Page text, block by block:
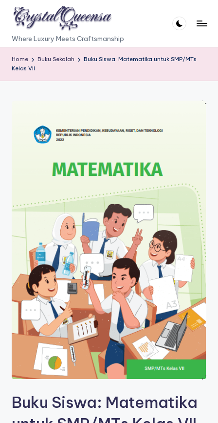
content
C
r
y
s
Where Luxury Meets Craftsmanship
Home Buku Sekolah
Buku Siswa: Matematika untuk SMP/MTs
Kelas VII
Buku Siswa: Matematika